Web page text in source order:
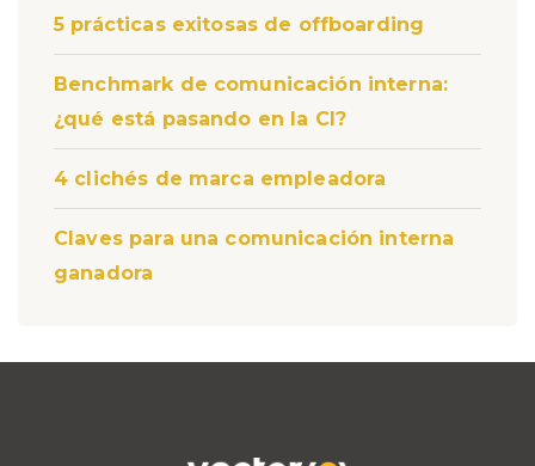
5 prácticas exitosas de offboarding
Benchmark de comunicación interna:
¿qué está pasando en la CI?
4 clichés de marca empleadora
Claves para una comunicación interna
ganadora